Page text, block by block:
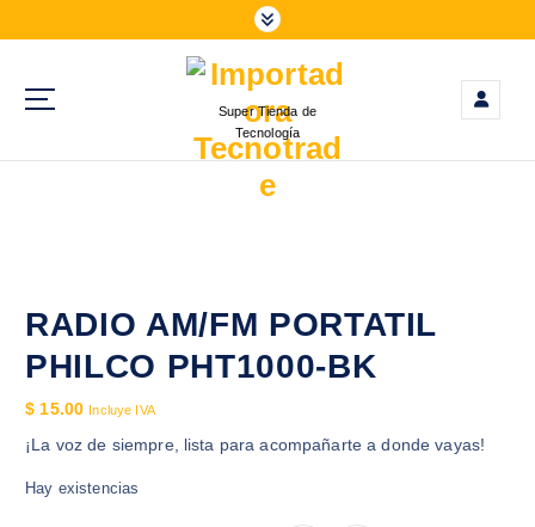
a
Super Tienda de
Tecnología
RADIO AM/FM PORTATIL
PHILCO PHT1000-BK
$ 15.00 Incluye IVA
¡La voz de siempre, lista para acompañarte a donde vayas!
Hay existencias